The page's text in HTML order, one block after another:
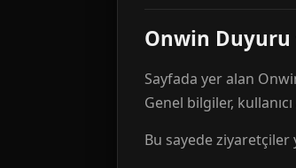
Onwin Duyuru
Sayfada yer alan
Genel bilgiler,
Bu sayede ziyaretçiler